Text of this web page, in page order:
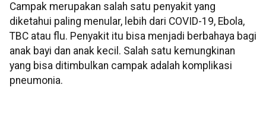
Campak merupakan salah satu penyakit yang
diketahui paling menular, lebih dari COVID-19, Ebola,
TBC atau flu. Penyakit itu bisa menjadi berbahaya bagi
anak bayi dan anak kecil. Salah satu kemungkinan
yang bisa ditimbulkan campak adalah komplikasi
pneumonia.